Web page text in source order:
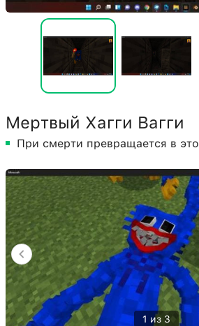
Мертвый Хагги Вагги
При смерти превращается в это
1 из 3